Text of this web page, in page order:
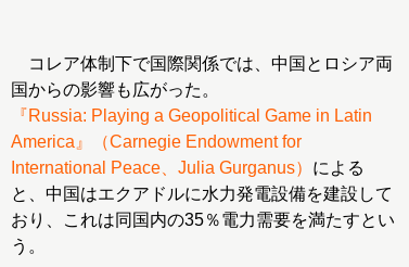
コレア体制下で国際関係では、中国とロシア両
『Russia: Playing a Geopolitical Game in Latin
America』（Carnegie Endowment for
International Peace、Julia Gurganus） による
と、中国はエクアドルに水力発電設備を建設して
おり、これは同国内の35％電力需要を満たすとい
う。